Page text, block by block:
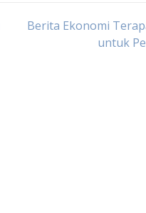
Berita Ekonomi
untuk